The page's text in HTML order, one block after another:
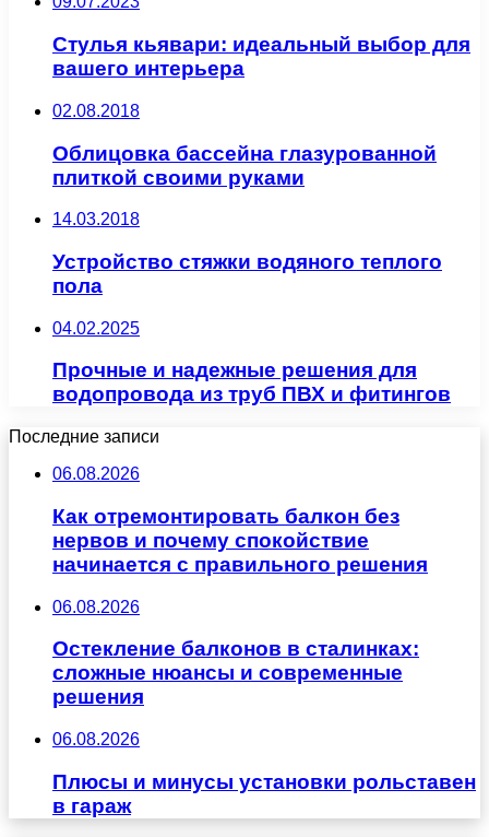
Стулья кьявари: идеальный выбор для
вашего интерьера
02.08.2018
Облицовка бассейна глазурованной
плиткой своими руками
14.03.2018
Устройство стяжки водяного теплого
пола
04.02.2025
Прочные и надежные решения для
водопровода из труб ПВХ и фитингов
Последние записи
06.08.2026
Как отремонтировать балкон без
нервов и почему спокойствие
начинается с правильного решения
06.08.2026
Остекление балконов в сталинках:
сложные нюансы и современные
решения
06.08.2026
Плюсы и минусы установки рольставен
в гараж